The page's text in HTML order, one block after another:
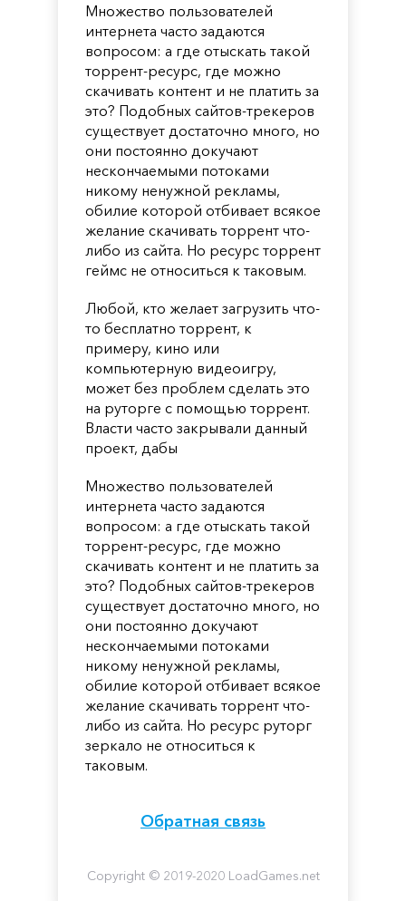
Множество пользователей
интернета часто задаются
вопросом: а где отыскать такой
торрент-ресурс, где можно
скачивать контент и не платить за
это? Подобных сайтов-трекеров
существует достаточно много, но
они постоянно докучают
нескончаемыми потоками
никому ненужной рекламы,
обилие которой отбивает всякое
желание скачивать торрент что-
либо из сайта. Но ресурс торрент
геймс не относиться к таковым.
Любой, кто желает загрузить что-
то бесплатно торрент, к
примеру, кино или
компьютерную видеоигру,
может без проблем сделать это
на руторге с помощью торрент.
Власти часто закрывали данный
проект, дабы
Множество пользователей
интернета часто задаются
вопросом: а где отыскать такой
торрент-ресурс, где можно
скачивать контент и не платить за
это? Подобных сайтов-трекеров
существует достаточно много, но
они постоянно докучают
нескончаемыми потоками
никому ненужной рекламы,
обилие которой отбивает всякое
желание скачивать торрент что-
либо из сайта. Но ресурс руторг
зеркало не относиться к
таковым.
Обратная связь
Copyright © 2019-2020 LoadGames.net